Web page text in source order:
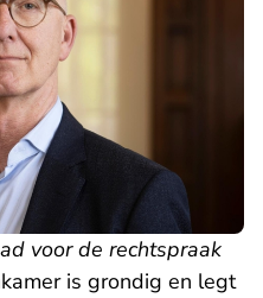
voor de rechtspraak
is grondig en legt